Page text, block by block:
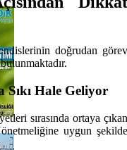
doğrudan
Sıkı Hale Geliyor
sırasında ortaya
uygun